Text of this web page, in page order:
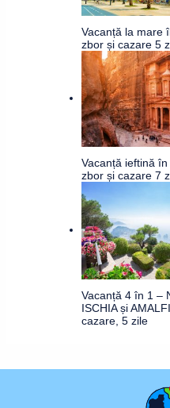
Vacanță la mare
zbor și cazare 5
Vacanță ieftină
zbor și cazare 7
Vacanță 4 în 1 –
ISCHIA și
cazare, 5 zile